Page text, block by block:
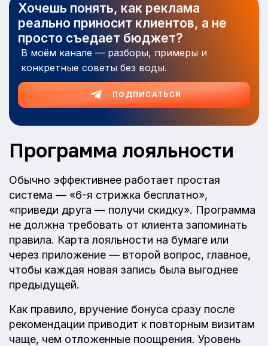
Хочешь понять, как реклама
реально приносит клиентов, а не
просто съедает бюджет?
В моём канале — разборы, примеры и
конкретные советы без воды.
ПОДПИСАТЬСЯ
Программа лояльности
Обычно эффективнее работает простая
система — «6-я стрижка бесплатно»,
«приведи друга — получи скидку». Программа
не должна требовать от клиента запоминать
правила. Карта лояльности на бумаге или
через приложение — второй вопрос, главное,
чтобы каждая новая запись была выгоднее
предыдущей.
Как правило, вручение бонуса сразу после
рекомендации приводит к повторным визитам
чаще, чем отложенные поощрения. Уровень